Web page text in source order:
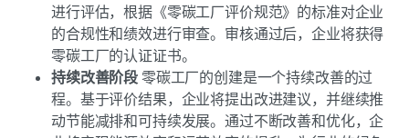
进行评估，根据《零碳工厂评价规范》的标准对企业
的合规性和绩效进行审查。审核通过后，企业将获得
零碳工厂的认证证书。
持续改善阶段 零碳工厂的创建是一个持续改善的过
程。基于评价结果，企业将提出改进建议，并继续推
动节能减排和可持续发展。通过不断改善和优化，企